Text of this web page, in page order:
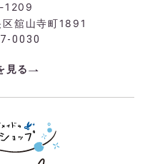
1209
舘山寺町1891
0030
見る